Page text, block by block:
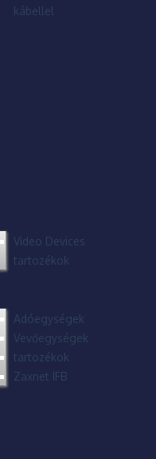
kábellel
Video Devices
tartozékok
Adóegységek
Vevőegységek
tartozékok
Zaxnet IFB